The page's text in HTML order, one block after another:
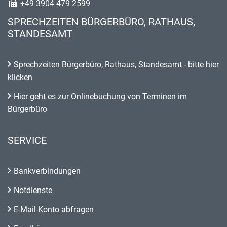
+49 3904 479 2599
SPRECHZEITEN BÜRGERBÜRO, RATHAUS,
STANDESAMT
Sprechzeiten Bürgerbüro, Rathaus, Standesamt - bitte hier
klicken
Hier geht es zur Onlinebuchung von Terminen im
Bürgerbüro
SERVICE
Bankverbindungen
Notdienste
E-Mail-Konto abfragen